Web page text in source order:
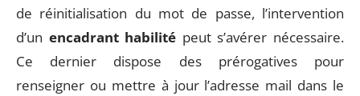
de réinitialisation du mot de passe, l’intervention
d’un encadrant habilité peut s’avérer nécessaire.
Ce dernier dispose des prérogatives pour
renseigner ou mettre à jour l’adresse mail dans le